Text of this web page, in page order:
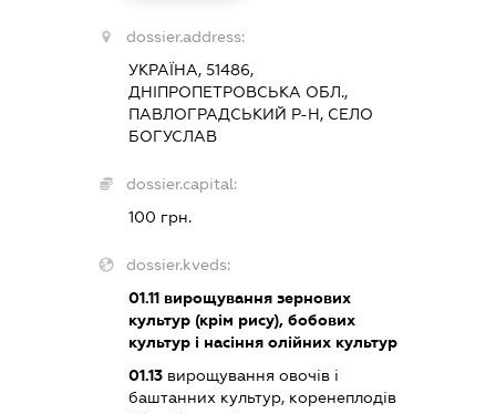
dossier.address:
УКРАЇНА, 51486,
ДНІПРОПЕТРОВСЬКА ОБЛ.,
ПАВЛОГРАДСЬКИЙ Р-Н, СЕЛО
БОГУСЛАВ
dossier.capital:
100 грн.
dossier.kveds:
01.11вирощування зернових
культур (крім рису), бобових
культур і насіння олійних культур
01.13вирощування овочів і
баштанних культур, коренеплодів